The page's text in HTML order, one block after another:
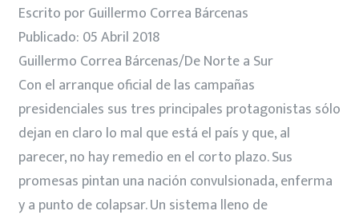
Escrito por Guillermo Correa Bárcenas
Publicado: 05 Abril 2018
Guillermo Correa Bárcenas/De Norte a Sur
Con el arranque oficial de las campañas
presidenciales sus tres principales protagonistas sólo
dejan en claro lo mal que está el país y que, al
parecer, no hay remedio en el corto plazo. Sus
promesas pintan una nación convulsionada, enferma
y a punto de colapsar. Un sistema lleno de